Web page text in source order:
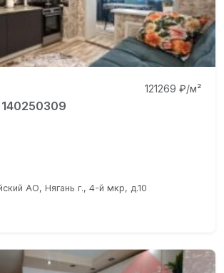
121269 ₽/м²
АО, Нягань г., 4-й мкр, д.10